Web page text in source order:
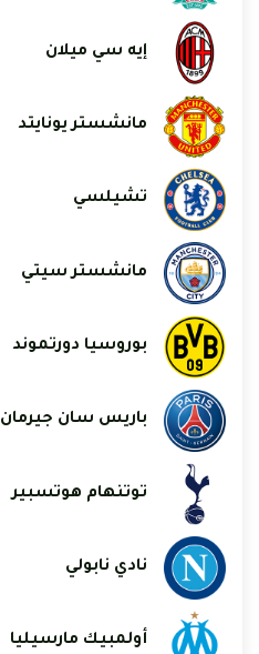
إيه سي ميلان
مانشستر يونايتد
تشيلسي
مانشستر سيتي
بوروسيا دورتموند
باريس سان جيرمان
توتنهام هوتسبير
نادي نابولي
أولمبيك مارسيليا